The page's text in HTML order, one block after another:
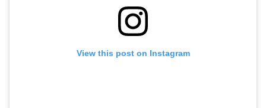
View this post on Instagram